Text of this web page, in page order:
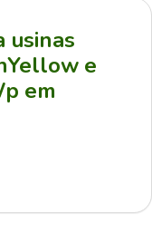
usinas
e
em